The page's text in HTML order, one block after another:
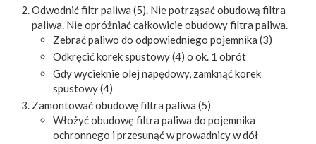
Odwodnić filtr paliwa (5). Nie potrząsać obudową filtra
paliwa. Nie opróżniać całkowicie obudowy filtra paliwa.
Zebrać paliwo do odpowiedniego pojemnika (3)
Odkręcić korek spustowy (4) o ok. 1 obrót
Gdy wycieknie olej napędowy, zamknąć korek
spustowy (4)
Zamontować obudowę filtra paliwa (5)
Włożyć obudowę filtra paliwa do pojemnika
ochronnego i przesunąć w prowadnicy w dół